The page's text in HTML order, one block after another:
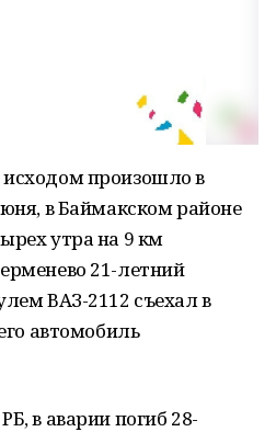
произошло в
в Баймакском районе
утра на 9 км
21-летний
ВАЗ-2112 съехал в
автомобиль
в аварии погиб 28-